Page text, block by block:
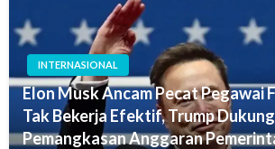
INTERNASIONAL
Elon Musk Ancam Pecat Pegawai
Tak Bekerja Efektif, Trump Dukung
Pemangkasan Anggaran